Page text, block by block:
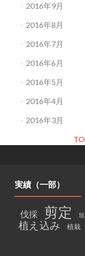
2016年9月
2016年8月
2016年7月
2016年6月
2016年5月
2016年4月
2016年3月
実績（一部）
伐採 剪定
植え込み 植栽